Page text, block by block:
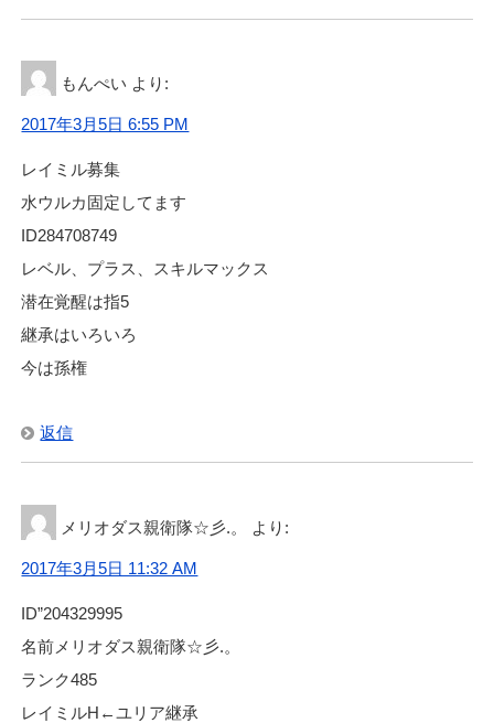
もんぺい より:
2017年3月5日 6:55 PM
レイミル募集
水ウルカ固定してます
ID284708749
レベル、プラス、スキルマックス
潜在覚醒は指5
継承はいろいろ
今は孫権
返信
メリオダス親衛隊☆彡.。 より:
2017年3月5日 11:32 AM
ID”204329995
名前メリオダス親衛隊☆彡.。
ランク485
レイミルH←ユリア継承